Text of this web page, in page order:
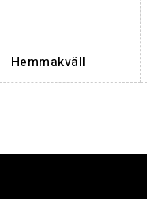
Hemmakväll